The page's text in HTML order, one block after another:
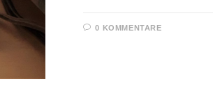
0 KOMMENTARE